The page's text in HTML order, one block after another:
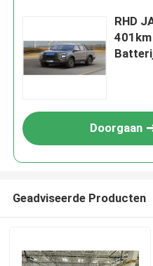
RHD
Doorgaan
Geadviseerde Producten